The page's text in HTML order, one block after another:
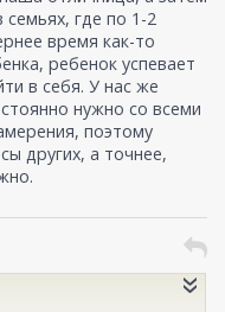
где по 1-2
время как-то
ребенок успевает
в себя. У нас же
нужно со всеми
поэтому
других, а точнее,